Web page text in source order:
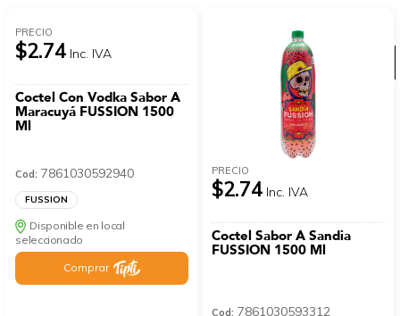
Ver categorías
PRECIO
$2.74 Inc. IVA
Coctel Con Vodka Sabor A
Maracuyá FUSSION 1500
Ml
Cod: 7861030592940
FUSSION
Disponible en local
seleccionado
Comprar
PRECIO
$2.74 Inc. IVA
Coctel Sabor A Sandia
FUSSION 1500 Ml
Cod: 7861030593312